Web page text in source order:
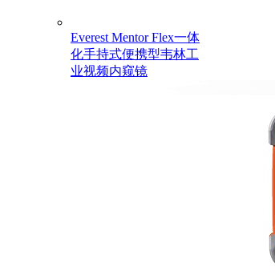
Everest Mentor Flex一体
化手持式便携型韦林工
业视频内窥镜